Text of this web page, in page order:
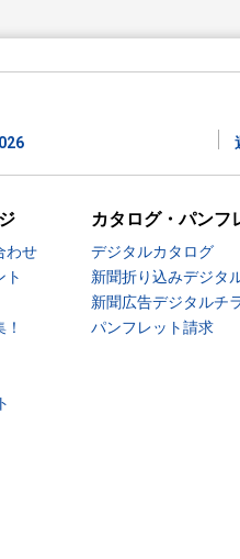
わせ
ト
カタログ・パンフ
デジタルカタログ
新聞折り込みデジタ
新聞広告デジタルチ
パンフレット請求